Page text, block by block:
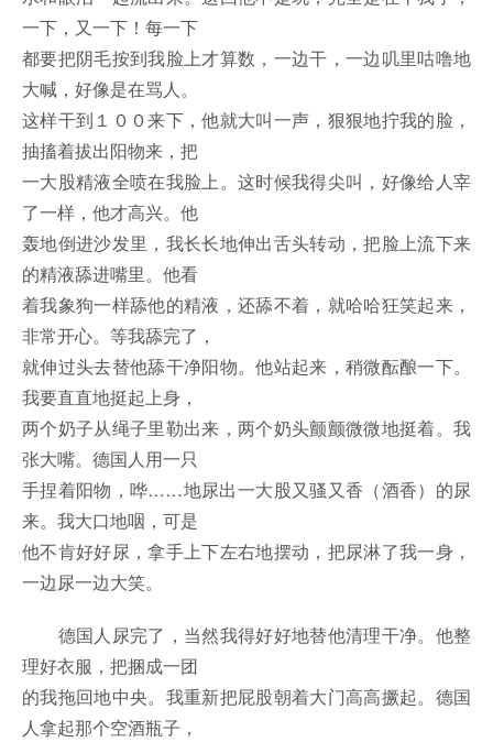
一下，又一下！每一下
都要把阴毛按到我脸上才算数，一边干，一边叽里咕噜地
大喊，好像是在骂人。
这样干到１００来下，他就大叫一声，狠狠地拧我的脸，
抽搐着拔出阳物来，把
一大股精液全喷在我脸上。这时候我得尖叫，好像给人宰
了一样，他才高兴。他
轰地倒进沙发里，我长长地伸出舌头转动，把脸上流下来
的精液舔进嘴里。他看
着我象狗一样舔他的精液，还舔不着，就哈哈狂笑起来，
非常开心。等我舔完了，
就伸过头去替他舔干净阳物。他站起来，稍微酝酿一下。
我要直直地挺起上身，
两个奶子从绳子里勒出来，两个奶头颤颤微微地挺着。我
张大嘴。德国人用一只
手捏着阳物，哗……地尿出一大股又骚又香（酒香）的尿
来。我大口地咽，可是
他不肯好好尿，拿手上下左右地摆动，把尿淋了我一身，
一边尿一边大笑。
德国人尿完了，当然我得好好地替他清理干净。他整
理好衣服，把捆成一团
的我拖回地中央。我重新把屁股朝着大门高高撅起。德国
人拿起那个空酒瓶子，